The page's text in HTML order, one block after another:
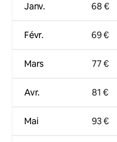
Janv.
Févr.
Mars
Avr.
Mai
68 €
69 €
77 €
81 €
93 €